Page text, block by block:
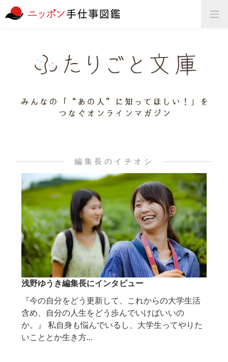
編集長のイチオシ
浅野ゆうき編集長にインタビュー
『今の自分をどう更新して、これからの大学生活
含め、自分の人生をどう歩んでいけばいいの
か。』 私自身も悩んでいるし、大学生ってやりた
いこととか生き方...